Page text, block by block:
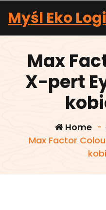
content
Myśl Eko
Max
X-pert
Home-
Max Factor